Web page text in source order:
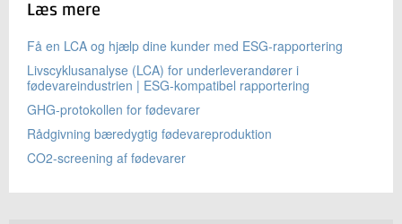
Læs mere
Få en LCA og hjælp dine kunder med ESG-rapportering
Livscyklusanalyse (LCA) for underleverandører i
fødevareindustrien | ESG-kompatibel rapportering
GHG-protokollen for fødevarer
Rådgivning bæredygtig fødevareproduktion
CO2-screening af fødevarer